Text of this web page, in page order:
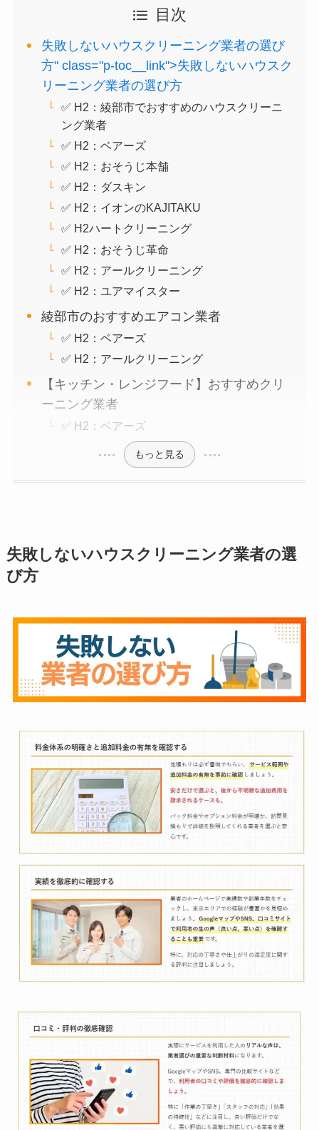
目次
失敗しないハウスクリーニング業者の選び
方" class="p-toc__link">失敗しないハウスク
リーニング業者の選び方
✅ H2：綾部市でおすすめのハウスクリーニ
ング業者
✅ H2：ベアーズ
✅ H2：おそうじ本舗
✅ H2：ダスキン
✅ H2：イオンのKAJITAKU
✅ H2ハートクリーニング
✅ H2：おそうじ革命
✅ H2：アールクリーニング
✅ H2：ユアマイスター
綾部市のおすすめエアコン業者
✅ H2：ベアーズ
✅ H2：アールクリーニング
【キッチン・レンジフード】おすすめクリ
ーニング業者
✅ H2：ベアーズ
もっと見る
失敗しないハウスクリーニング業者の選
び方